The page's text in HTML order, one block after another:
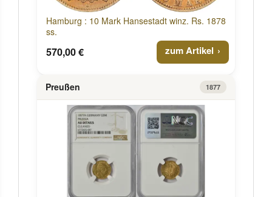
Hamburg : 10 Mark Hansestadt winz. Rs. 1878
ss.
570,00 € zum Artikel
Preußen 1877